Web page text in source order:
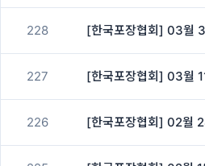
228 [한국포장협회] 03월
227 [한국포장협회] 03월
226 [한국포장협회] 02월